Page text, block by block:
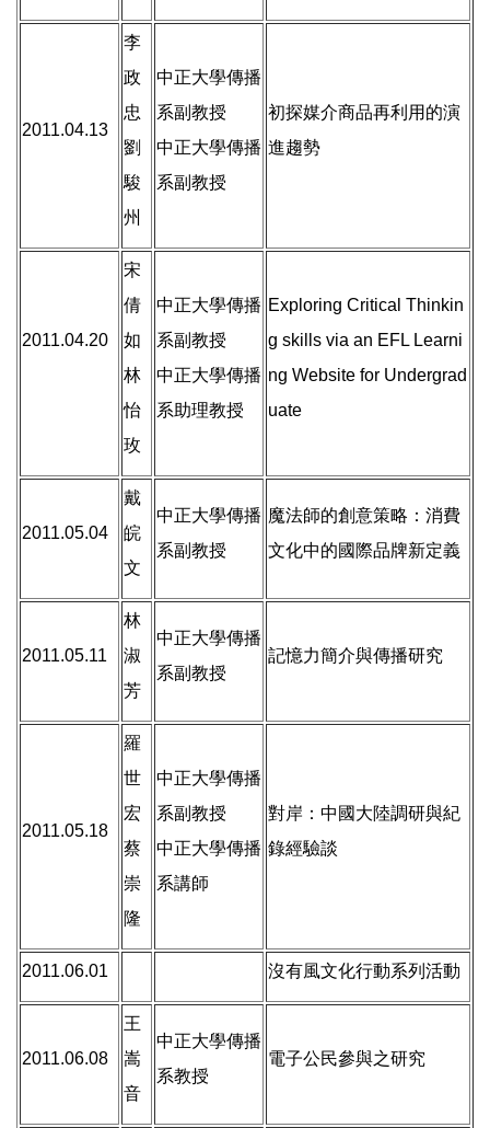
2011.04.13
李
政
忠
劉
駿
州
中正大學傳播
系副教授
中正大學傳播
系副教授
初探媒介商品再利用的演
進趨勢
2011.04.20
宋
倩
如
林
怡
玫
中正大學傳播
系副教授
中正大學傳播
系助理教授
Exploring Critical Thinkin
g skills via an EFL Learni
ng Website for Undergrad
uate
2011.05.04
戴
皖
文
中正大學傳播
系副教授
魔法師的創意策略：消費
文化中的國際品牌新定義
2011.05.11
林
淑
芳
中正大學傳播
系副教授
記憶力簡介與傳播研究
2011.05.18
羅
世
宏
蔡
崇
隆
中正大學傳播
系副教授
中正大學傳播
系講師
對岸：中國大陸調研與紀
錄經驗談
2011.06.01 沒有風文化行動系列活動
2011.06.08
王
嵩
音
中正大學傳播
系教授
電子公民參與之研究